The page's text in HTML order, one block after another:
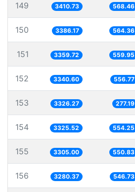
149 3410.73 568.46
150 3386.17 564.36
151 3359.72 559.95
152 3340.60 556.77
153 3326.27 277.19
154 3325.52 554.25
155 3305.00 550.83
156 3280.37 546.73